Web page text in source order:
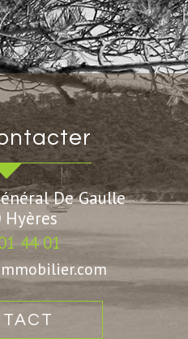
De Gaulle
Hyères
44 01